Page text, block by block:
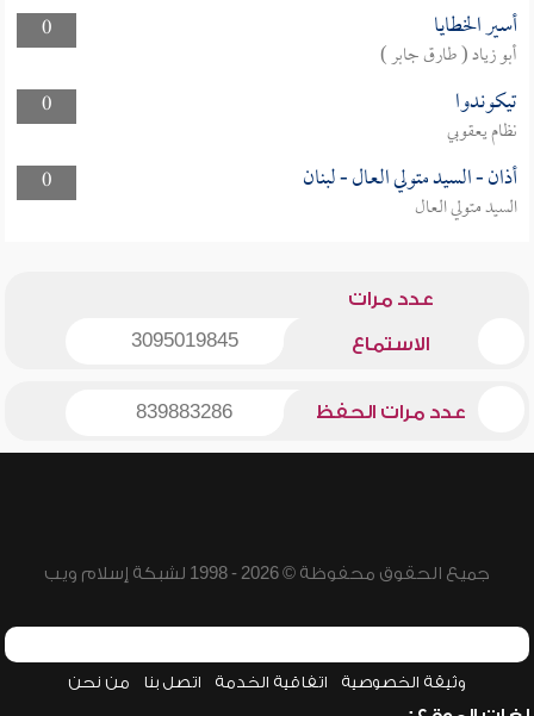
0
أسير الخطايا
أبو زياد ( طارق جابر )
0
تيكوندوا
نظام يعقوبي
0
أذان - السيد متولي العال - لبنان
السيد متولي العال
عدد مرات
الاستماع 3095019845
عدد مرات الحفظ 839883286
جميع الحقوق محفوظة © 2026 - 1998 لشبكة إسلام ويب
وثيقة الخصوصية اتفاقية الخدمة اتصل بنا من نحن